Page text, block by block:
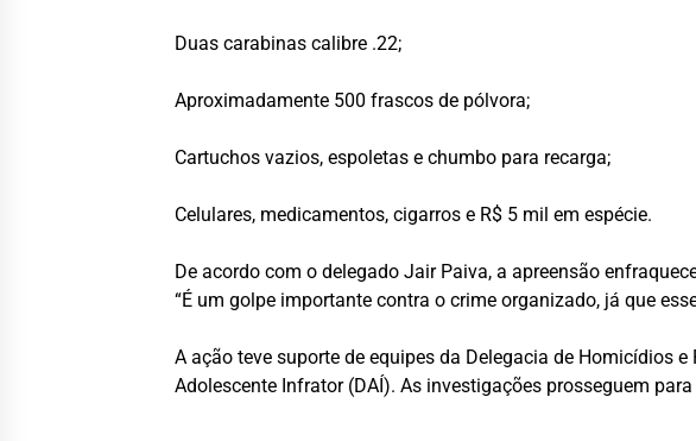
Duas carabinas calibre .22;
Aproximadamente 500 frascos de pólvora;
Cartuchos vazios, espoletas e chumbo para recarga;
Celulares, medicamentos, cigarros e R$ 5 mil em espécie.
De acordo com o delegado Jair Paiva, a apreensão
“É um golpe importante contra o crime organizado, já que
A ação teve suporte de equipes da Delegacia de Homicídios
Adolescente Infrator (DAÍ). As investigações prosseguem